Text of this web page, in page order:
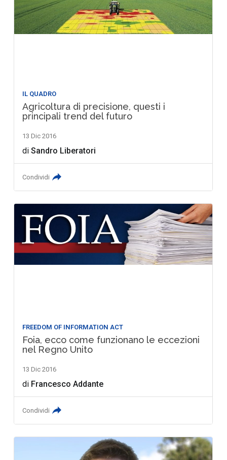
IL QUADRO
Agricoltura di precisione, questi i
principali trend del futuro
13 Dic 2016
diSandro Liberatori
Condividi
FREEDOM OF INFORMATION ACT
Foia, ecco come funzionano le eccezioni
nel Regno Unito
13 Dic 2016
di Francesco Addante
Condividi